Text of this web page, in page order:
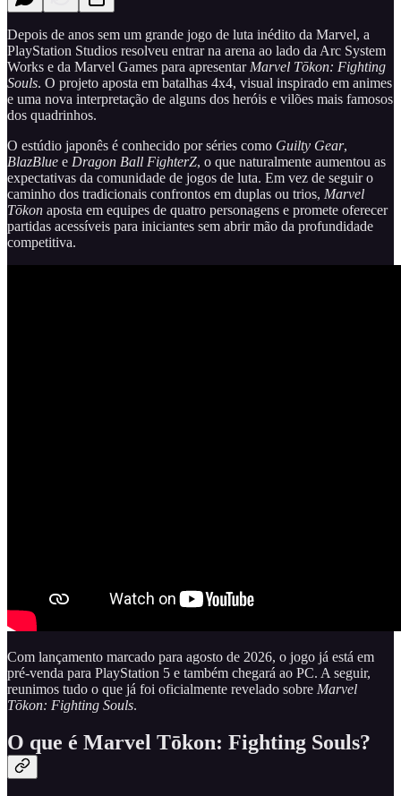
Depois de anos sem um grande jogo de luta inédito da Marvel, a
PlayStation Studios resolveu entrar na arena ao lado da Arc System
Works e da Marvel Games para apresentar Marvel Tōkon: Fighting
Souls. O projeto aposta em batalhas 4x4, visual inspirado em animes
e uma nova interpretação de alguns dos heróis e vilões mais famosos
dos quadrinhos.
O estúdio japonês é conhecido por séries como Guilty Gear,
BlazBlue e Dragon Ball FighterZ, o que naturalmente aumentou as
expectativas da comunidade de jogos de luta. Em vez de seguir o
caminho dos tradicionais confrontos em duplas ou trios, Marvel
Tōkon aposta em equipes de quatro personagens e promete oferecer
partidas acessíveis para iniciantes sem abrir mão da profundidade
competitiva.
Com lançamento marcado para agosto de 2026, o jogo já está em
pré-venda para PlayStation 5 e também chegará ao PC. A seguir,
reunimos tudo o que já foi oficialmente revelado sobre Marvel
Tōkon: Fighting Souls.
O que é Marvel Tōkon: Fighting Souls?